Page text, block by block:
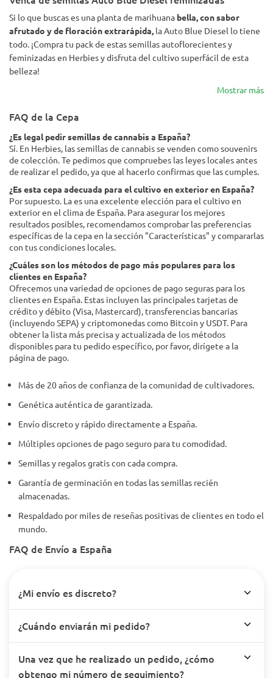
Si lo que buscas es una planta de marihuana bella, con sabor
afrutado y de floración extrarápida, la Auto Blue Diesel lo tiene
todo. ¡Compra tu pack de estas semillas autoflorecientes y
feminizadas en Herbies y disfruta del cultivo superfácil de esta
belleza!
Mostrar más
FAQ de la Cepa
¿Es legal pedir semillas de cannabis a España?
Sí. En Herbies, las semillas de cannabis se venden como souvenirs
de colección. Te pedimos que compruebes las leyes locales antes
de realizar el pedido, ya que al hacerlo confirmas que las cumples.
¿Es esta cepa adecuada para el cultivo en exterior en España?
Por supuesto. La es una excelente elección para el cultivo en
exterior en el clima de España. Para asegurar los mejores
resultados posibles, recomendamos comprobar las preferencias
específicas de la cepa en la sección "Características" y compararlas
con tus condiciones locales.
¿Cuáles son los métodos de pago más populares para los
clientes en España?
Ofrecemos una variedad de opciones de pago seguras para los
clientes en España. Estas incluyen las principales tarjetas de
crédito y débito (Visa, Mastercard), transferencias bancarias
(incluyendo SEPA) y criptomonedas como Bitcoin y USDT. Para
obtener la lista más precisa y actualizada de los métodos
disponibles para tu pedido específico, por favor, dirígete a la
página de pago.
Más de 20 años de confianza de la comunidad de cultivadores.
Genética auténtica de garantizada.
Envío discreto y rápido directamente a España.
Múltiples opciones de pago seguro para tu comodidad.
Semillas y regalos gratis con cada compra.
Garantía de germinación en todas las semillas recién
almacenadas.
Respaldado por miles de reseñas positivas de clientes en todo el
mundo.
FAQ de Envío a España
¿Mi envío es discreto?
¿Cuándo enviarán mi pedido?
Una vez que he realizado un pedido, ¿cómo
obtengo mi número de seguimiento?